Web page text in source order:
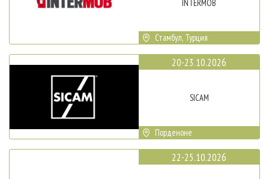
INTERMOB
Стамбул, Турция
20-23.10.2026
SICAM
Порденоне
22-25.10.2026